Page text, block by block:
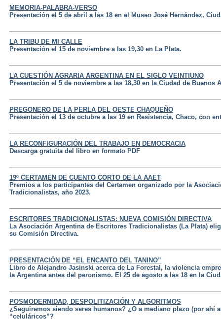
MEMORIA-PALABRA-VERSO
Presentación el 5 de abril a las 18 en el Museo José Hernández,
LA TRIBU DE MI CALLE
Presentación el 15 de noviembre a las 19,30 en La Plata.
LA CUESTIÓN AGRARIA ARGENTINA EN EL SIGLO VEINTIUNO
Presentación el 5 de noviembre a las 18,30 en la Ciudad de Buenos
PREGONERO DE LA PERLA DEL OESTE CHAQUEÑO
Presentación el 13 de octubre a las 19 en Resistencia, Chaco, con
LA RECONFIGURACIÓN DEL TRABAJO EN DEMOCRACIA
Descarga gratuita del libro en formato PDF
19º CERTAMEN DE CUENTO CORTO DE LA AAET
Premios a los participantes del Certamen organizado por la
Tradicionalistas, año 2023.
ESCRITORES TRADICIONALISTAS: NUEVA COMISIÓN DIRECTIVA
La Asociación Argentina de Escritores Tradicionalistas (La Plata)
su Comisión Directiva.
PRESENTACIÓN DE “EL ENCANTO DEL TANINO”
Libro de Alejandro Jasinski acerca de La Forestal, la violencia
la Argentina antes del peronismo. El 25 de agosto a las 18 en la
POSMODERNIDAD, DESPOLITIZACIÓN Y ALGORITMOS
¿Seguiremos siendo seres humanos? ¿O a mediano plazo (por ahí
“celuláricos”?